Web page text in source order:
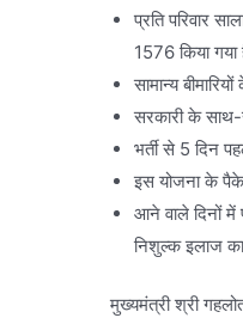
प्रति परिवार
1576 किया गया
सामान्य
सरकारी के साथ-
भर्ती से 5 दिन
इस योजना के
आने वाले दिनों में
निशुल्क इलाज
मुख्यमंत्री श्री